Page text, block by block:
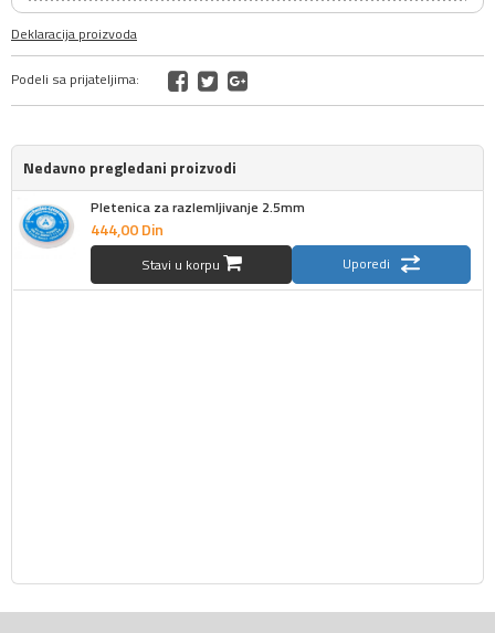
Deklaracija proizvoda
Podeli sa prijateljima:
Nedavno pregledani proizvodi
Pletenica za razlemljivanje 2.5mm
444,00Din
Stavi u korpu Uporedi